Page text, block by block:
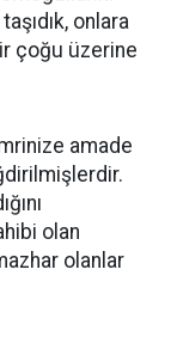
onlara
çoğu üzerine
amade
olan
olanlar